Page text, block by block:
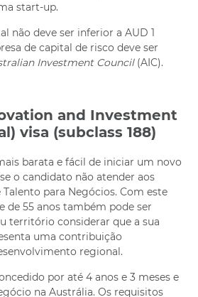
start-up.
não deve ser inferior a AUD 1
de capital de risco deve ser
Investment Council(AIC).
and Investment
visa (subclass 188)
barata e fácil de iniciar um novo
o candidato não atender aos
para Negócios. Com este
de 55 anos também pode ser
território considerar que a sua
uma contribuição
regional.
por até 4 anos e 3 meses e
na Austrália. Os requisitos